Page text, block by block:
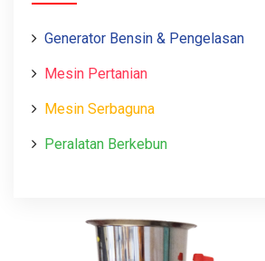
Generator Bensin & Pengelasan
Mesin Pertanian
Mesin Serbaguna
Peralatan Berkebun